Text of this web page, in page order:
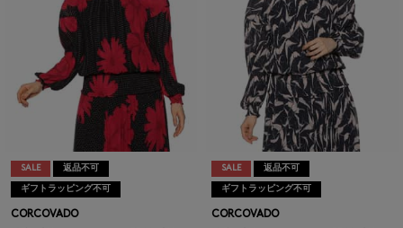
SALE 返品不可
ギフトラッピング不可
CORCOVADO
SALE 返品不可
ギフトラッピング不可
CORCOVADO